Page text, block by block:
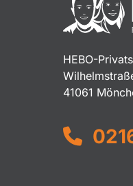
HEBO-
41061